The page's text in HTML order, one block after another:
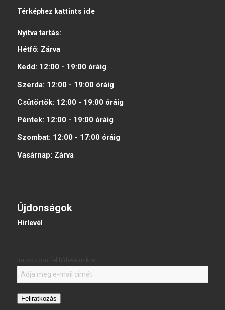
Térképhez kattints ide
Nyitva tartás:
Hétfő: Zárva
Kedd: 12:00 - 19:00 óráig
Szerda: 12:00 - 19:00 óráig
Csütörtök: 12:00 - 19:00 óráig
Péntek: 12:00 - 19:00 óráig
Szombat: 12:00 - 17:00 óráig
Vasárnap: Zárva
Újdonságok
Hírlevél
Feliratkozás